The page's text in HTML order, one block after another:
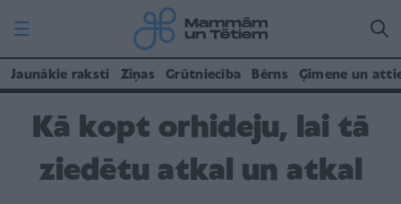
Jaunākie raksti Ziņas Grūtniecība Bērns Ģimene un
Kā kopt orhideju, lai tā
ziedētu atkal un atkal